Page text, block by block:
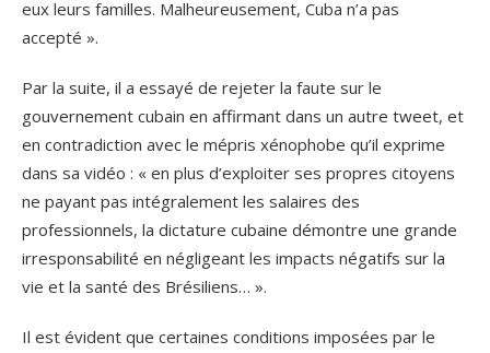
eux leurs familles. Malheureusement, Cuba n’a pas
accepté ».
Par la suite, il a essayé de rejeter la faute sur le
gouvernement cubain en affirmant dans un autre tweet, et
en contradiction avec le mépris xénophobe qu’il exprime
dans sa vidéo : « en plus d’exploiter ses propres citoyens
ne payant pas intégralement les salaires des
professionnels, la dictature cubaine démontre une grande
irresponsabilité en négligeant les impacts négatifs sur la
vie et la santé des Brésiliens… ».
Il est évident que certaines conditions imposées par le